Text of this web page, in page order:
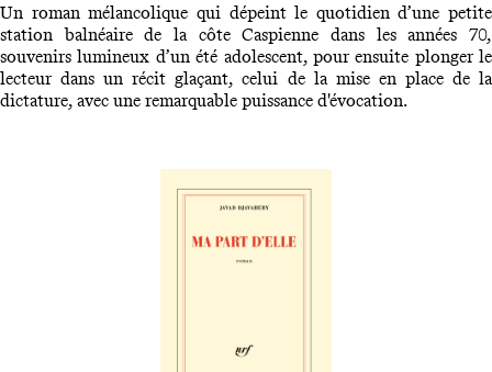
Un roman mélancolique qui dépeint le quotidien d’une petite
station balnéaire de la côte Caspienne dans les années 70,
souvenirs lumineux d’un été adolescent, pour ensuite plonger le
lecteur dans un récit glaçant, celui de la mise en place de la
dictature, avec une remarquable puissance d'évocation.